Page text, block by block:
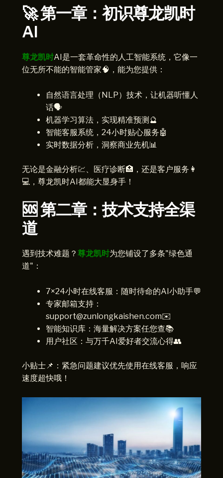
🚀 第一章：初识尊龙凯时
AI
尊龙凯时AI是一套革命性的人工智能系统，它像一
位无所不能的智能管家🧠，能为您提供：
自然语言处理（NLP）技术，让机器听懂人
话🗣️
机器学习算法，实现精准预测🔮
智能客服系统，24小时贴心服务🤖
实时数据分析，洞察商业先机📊
无论是金融分析💹、医疗诊断🏥，还是客户服务👩
💻，尊龙凯时AI都能大显身手！
🆘 第二章：技术支持全渠
道
遇到技术难题？ 尊龙凯时为您铺设了多条"绿色通
道"：
7×24小时在线客服：随时待命的AI小助手💬
专家邮箱支持：
support@zunlongkaishen.com✉️
智能知识库：海量解决方案任您查📚
用户社区：与万千AI爱好者交流心得👥
小贴士📌：紧急问题建议优先使用在线客服，响应
速度超快哦！